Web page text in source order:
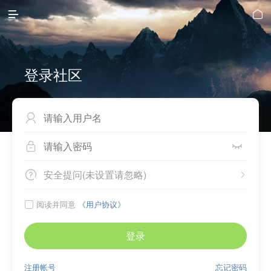
 
登录社区

 
 
安全提问(未设置请忽略)
 阅读并同意 《用户协议》
登录
忘记密码
注册帐号